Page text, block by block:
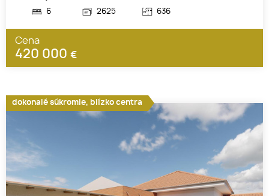
6
2625
636
Cena
420 000 €
dokonalé súkromie, blízko centra